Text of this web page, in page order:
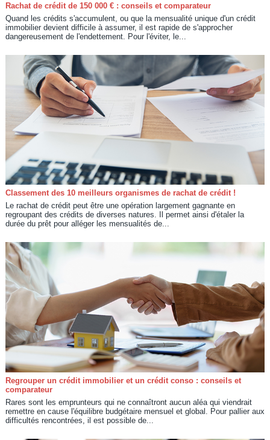
Rachat de crédit de 150 000 € : conseils et comparateur
Quand les crédits s'accumulent, ou que la mensualité unique d'un crédit
immobilier devient difficile à assumer, il est rapide de s'approcher
dangereusement de l'endettement. Pour l'éviter, le...
Classement des 10 meilleurs organismes de rachat de crédit !
Le rachat de crédit peut être une opération largement gagnante en
regroupant des crédits de diverses natures. Il permet ainsi d'étaler la
durée du prêt pour alléger les mensualités de...
Regrouper un crédit immobilier et un crédit conso : conseils et
comparateur
Rares sont les emprunteurs qui ne connaîtront aucun aléa qui viendrait
remettre en cause l'équilibre budgétaire mensuel et global. Pour pallier aux
difficultés rencontrées, il est possible de...